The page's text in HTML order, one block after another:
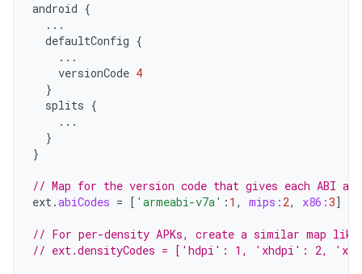
android {
...
defaultConfig {
...
versionCode 4
}
splits {
...
}
}
// Map for the version code that gives each ABI a
ext.abiCodes = [ 'armeabi-v7a' : 1 , mips: 2, x86:3]
// For per-density APKs, create a similar map
// ext.densityCodes = ['hdpi': 1, 'xhdpi': 2,